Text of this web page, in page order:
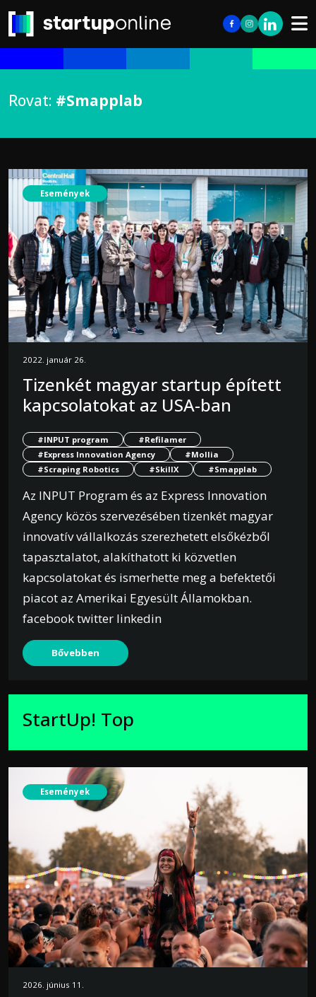
Rovat: #Smapplab
Események
2022. január 26.
Tizenkét magyar startup épített
kapcsolatokat az USA-ban
#INPUT program
#Refilamer
#Express Innovation Agency
#Mollia
#Scraping Robotics
#SkillX #Smapplab
Az INPUT Program és az Express Innovation
Agency közös szervezésében tizenkét magyar
innovatív vállalkozás szerezhetett elsőkézből
tapasztalatot, alakíthatott ki közvetlen
kapcsolatokat és ismerhette meg a befektetői
piacot az Amerikai Egyesült Államokban.
facebook twitter linkedin
Bővebben
StartUp! Top
Események
2026. június 11.